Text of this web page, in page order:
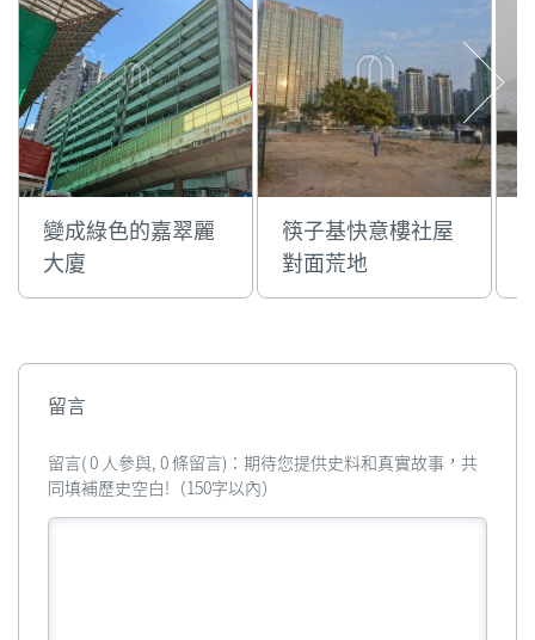
變成綠色的嘉翠麗
大廈
筷子基快意樓社屋
對面荒地
留言
留言( 0 人參與, 0 條留言)：期待您提供史料和真實故事，共
同填補歷史空白!（150字以內）